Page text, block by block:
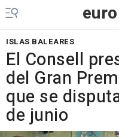
ISLAS BALEARES
El Consell
del Gran
que se
de junio